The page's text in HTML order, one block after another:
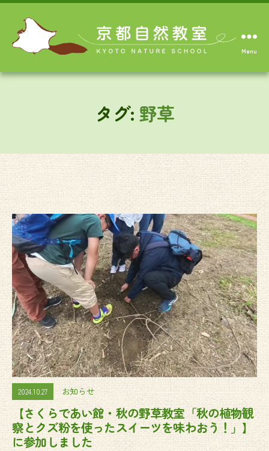
Menu
タグ: 野草
2024.10.27 お知らせ
【さくらであい館・秋の野草教室「秋の植物観
察とクズ粉を使ったスイーツを味わおう！」】
に参加しました